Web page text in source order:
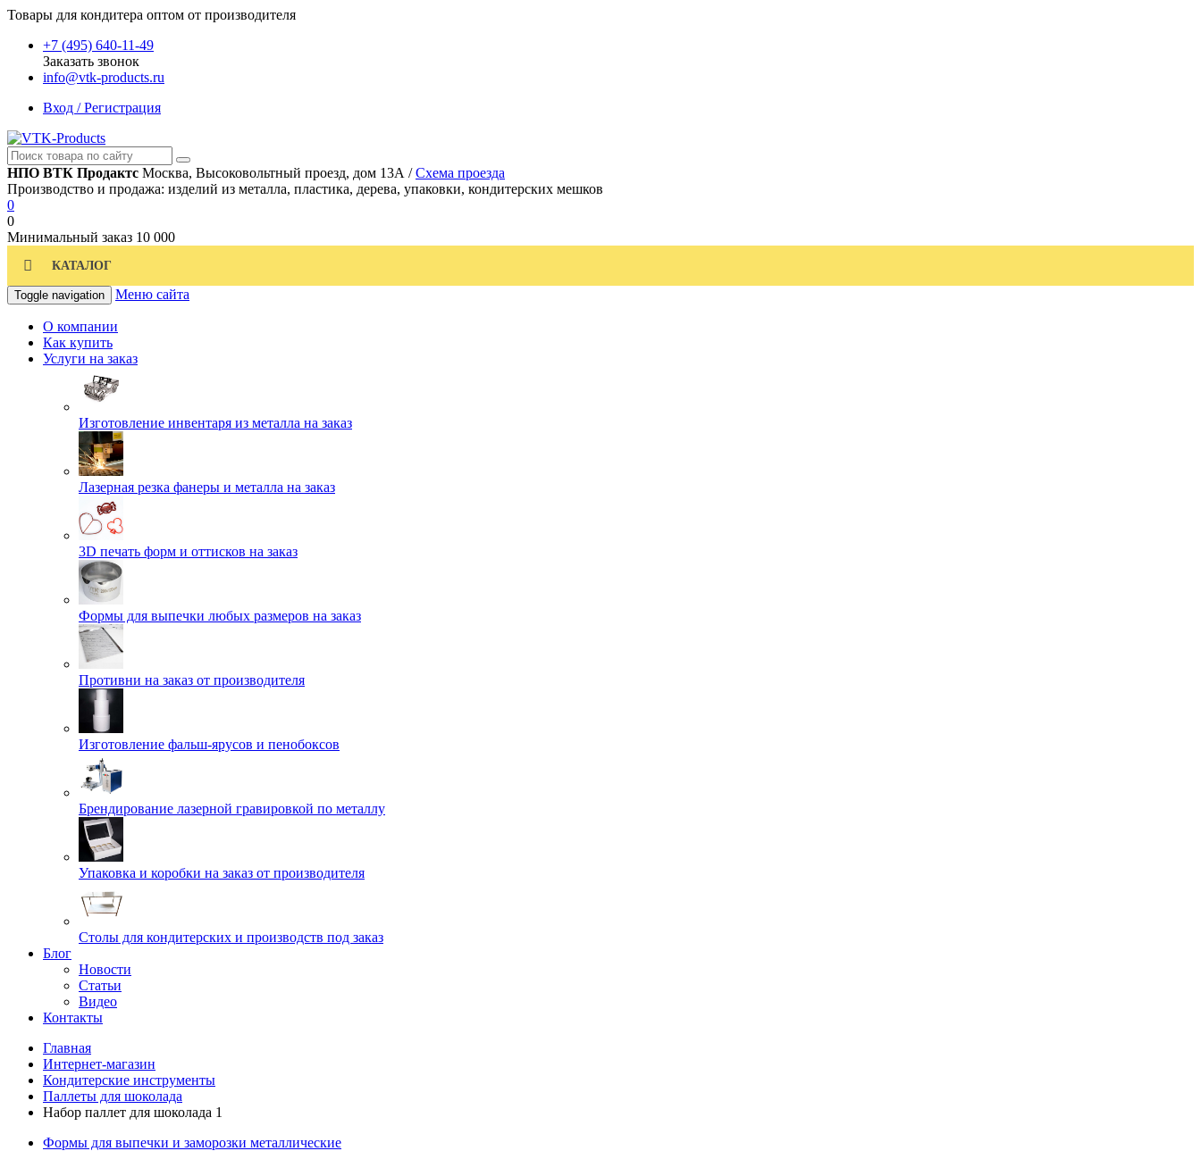
Товары для кондитера оптом от производителя
+7 (495) 640-11-49
Заказать звонок
info@vtk-products.ru
Вход / Регистрация
НПО ВТК Продактс Москва, Высоковольтный проезд, дом 13А /Схема проезда
Производство и продажа: изделий из металла, пластика, дерева, упаковки, кондитерских мешков
0
0
Минимальный заказ 10 000
КАТАЛОГ
Toggle navigation Меню сайта
О компании
Как купить
Услуги на заказ
Изготовление инвентаря из металла на заказ
Лазерная резка фанеры и металла на заказ
3D печать форм и оттисков на заказ
Формы для выпечки любых размеров на заказ
Противни на заказ от производителя
Изготовление фальш-ярусов и пенобоксов
Брендирование лазерной гравировкой по металлу
Упаковка и коробки на заказ от производителя
Cтолы для кондитерских и производств под заказ
Блог
Новости
Статьи
Видео
Контакты
Главная
Интернет-магазин
Кондитерские инструменты
Паллеты для шоколада
Набор паллет для шоколада 1
Формы для выпечки и заморозки металлические